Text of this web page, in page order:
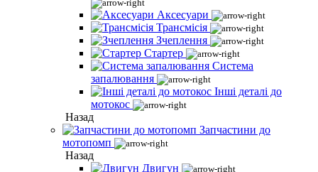
Аксесуари
Трансмісія
Зчеплення
Стартер
Система
запалювання
Інші деталі до
мотокос
Назад
Запчастини до
мотопомп
Назад
Двигун